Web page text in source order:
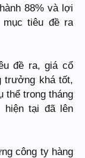
88% và lợi
tiêu đề ra
đề ra, giá cổ
trưởng khá tốt,
thể trong tháng
hiện tại đã lên
công ty hàng